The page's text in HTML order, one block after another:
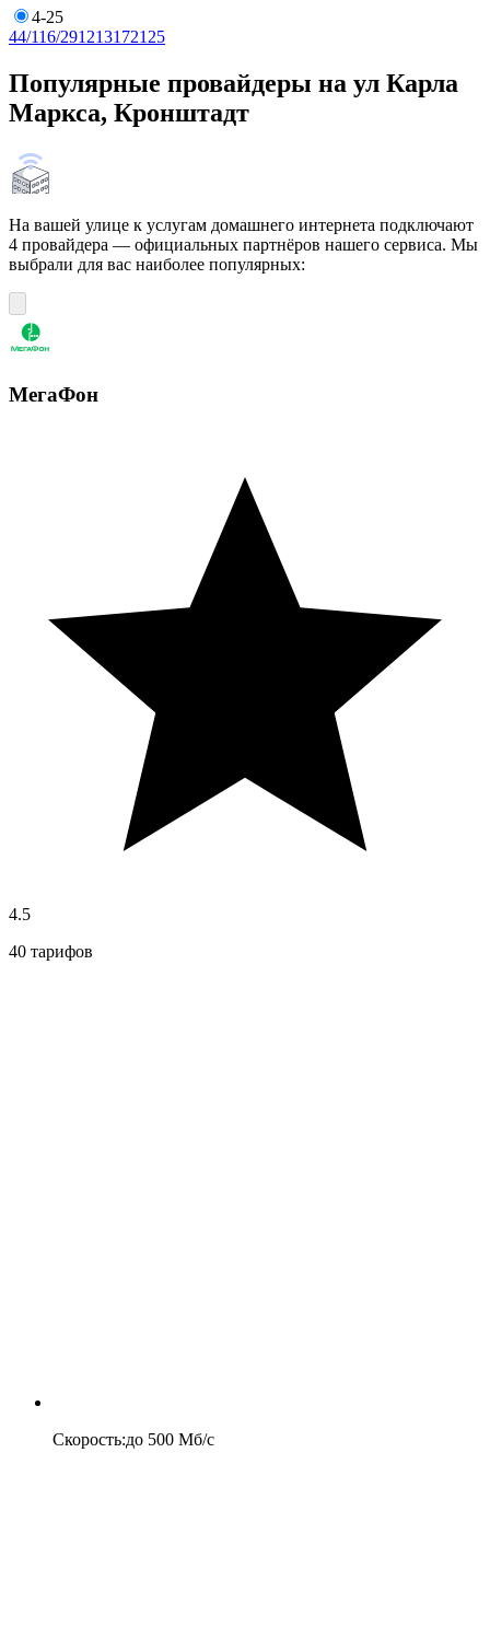
4-25
44/116/2912131721 25
Популярные провайдеры на ул Карла
Маркса, Кронштадт
На вашей улице к услугам домашнего интернета подключают
4 провайдера — официальных партнёров нашего сервиса. Мы
выбрали для вас наиболее популярных:
МегаФон
4.5
40 тарифов
Скорость:до 500 Мб/c